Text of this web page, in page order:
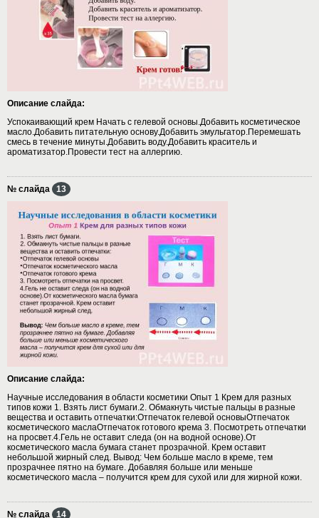
Описание слайда:
Успокаивающий крем Начать с гелевой основы.Добавить косметическое
масло.Добавить питательную основу.Добавить эмульгатор.Перемешать
смесь в течение минуты.Добавить воду.Добавить краситель и
ароматизатор.Провести тест на аллергию.
№ слайда 13
Описание слайда:
Научные исследования в области косметики Опыт 1 Крем для разных
типов кожи 1. Взять лист бумаги.2. Обмакнуть чистые пальцы в разные
вещества и оставить отпечатки:Отпечаток гелевой основыОтпечаток
косметического маслаОтпечаток готового крема 3. Посмотреть отпечатки
на просвет.4.Гель не оставит следа (он на водной основе).От
косметического масла бумага станет прозрачной. Крем оставит
небольшой жирный след. Вывод: Чем больше масло в креме, тем
прозрачнее пятно на бумаге. Добавляя больше или меньше
косметического масла – получится крем для сухой или для жирной кожи.
№ слайда 14